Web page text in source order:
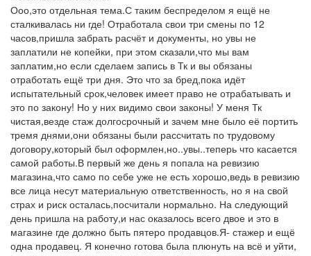
Ооо,это отдельная тема.С таким беспределом я ещё не
сталкивалась ни где! Отработала свои три смены по 12
часов,пришла забрать расчёт и документы, но увы не
заплатили не копейки, при этом сказали,что мы вам
заплатим,но если сделаем запись в Тк и вы обязаны
отработать ещё три дня. Это что за бред,пока идёт
испытательный срок,человек имеет право не отрабатывать и
это по закону! Но у них видимо свои законы! У меня Тк
чистая,везде стаж долгосрочный и зачем мне было её портить
тремя днями,они обязаны были рассчитать по трудовому
договору,который был оформлен,но..увы..теперь что касается
самой работы.В первый же день я попала на ревизию
магазина,что само по себе уже не есть хорошо,ведь в ревизию
все лица несут материальную ответственность, но я на свой
страх и риск осталась,посчитали нормально. На следующий
день пришла на работу,и нас оказалось всего двое и это в
магазине где должно быть пятеро продавцов.Я- стажер и ещё
одна продавец. Я конечно готова была плюнуть на всё и уйти,